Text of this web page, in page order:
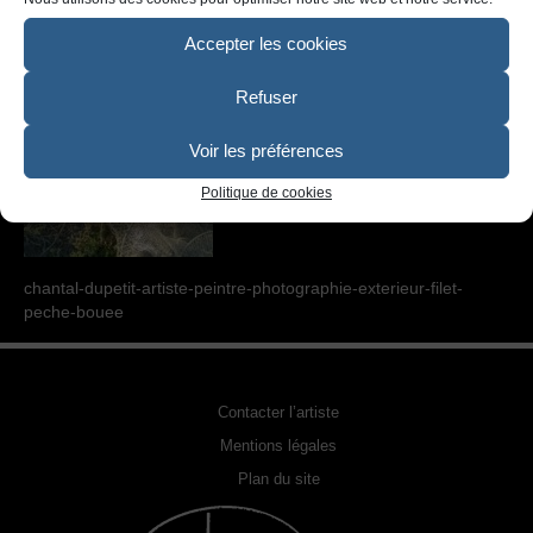
Accepter les cookies
Refuser
Voir les préférences
Politique de cookies
PHOTOGRAPHIE URBEX
RELOOKING FAUTEUILS & MEUBLES
REPRODUCTION DE PHOTO
ACQUÉRIR UNE OEUVRE
EXPOSITIONS
PHOTOS DE L’ARTISTE
LA PRESSE EN PARLE
chantal-dupetit-artiste-peintre-photographie-exterieur-filet-
peche-bouee
Contacter l’artiste
Mentions légales
Plan du site